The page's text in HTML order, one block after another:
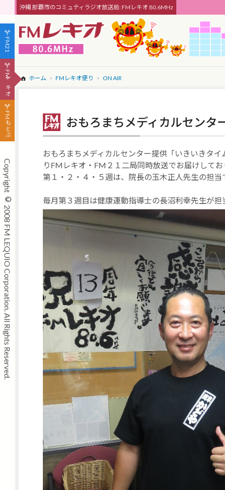
沖縄 那覇市のコミュティラジオ放送局: FMレキオ 80.6MHz
ホーム FMレキオ便り ON AIR
おもろまちメディカルセンタ
おもろまちメディカルセンター提供「いきいきタ
りFMレキオ・FM２１二局同時放送でお届けして
第１・２・４・５週は、院長の玉木正人先生の担当
毎月第３週目は健康運動指導士の長沼利幸先生が担
FM21
FMレキオ
FMもとぶ
Copyright © 2008 FM LEQUIO Corporation. All Rights Reserved.